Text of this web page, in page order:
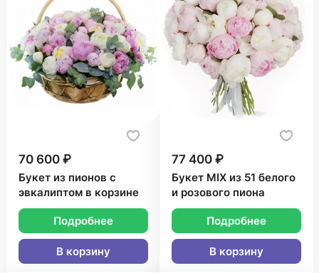
70 600 ₽
Букет из пионов с
эвкалиптом в корзине
Подробнее
В корзину
77 400 ₽
Букет MIX из 51 белого
и розового пиона
Подробнее
В корзину